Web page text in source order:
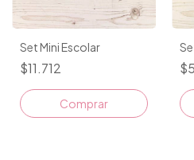
Set Mini Escolar
$11.712